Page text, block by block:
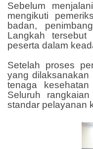
Sebelum
mengikuti
badan,
Langkah
peserta dalam
Setelah proses
yang
tenaga
Seluruh
standar pelayanan